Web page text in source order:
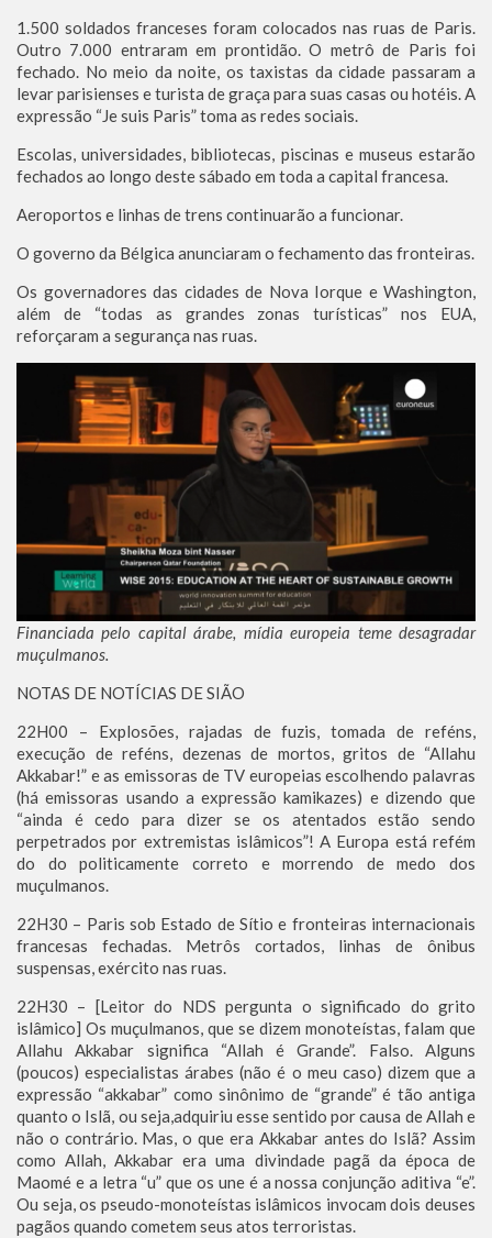
1.500 soldados franceses foram colocados nas ruas de Paris.
Outro 7.000 entraram em prontidão. O metrô de Paris foi
fechado. No meio da noite, os taxistas da cidade passaram a
levar parisienses e turista de graça para suas casas ou hotéis. A
expressão “Je suis Paris” toma as redes sociais.
Escolas, universidades, bibliotecas, piscinas e museus estarão
fechados ao longo deste sábado em toda a capital francesa.
Aeroportos e linhas de trens continuarão a funcionar.
O governo da Bélgica anunciaram o fechamento das fronteiras.
Os governadores das cidades de Nova Iorque e Washington,
além de “todas as grandes zonas turísticas” nos EUA,
reforçaram a segurança nas ruas.
Financiada pelo capital árabe, mídia europeia teme desagradar
muçulmanos.
NOTAS DE NOTÍCIAS DE SIÃO
22H00 – Explosões, rajadas de fuzis, tomada de reféns,
execução de reféns, dezenas de mortos, gritos de “Allahu
Akkabar!” e as emissoras de TV europeias escolhendo palavras
(há emissoras usando a expressão kamikazes) e dizendo que
“ainda é cedo para dizer se os atentados estão sendo
perpetrados por extremistas islâmicos”! A Europa está refém
do do politicamente correto e morrendo de medo dos
muçulmanos.
22H30 – Paris sob Estado de Sítio e fronteiras internacionais
francesas fechadas. Metrôs cortados, linhas de ônibus
suspensas, exército nas ruas.
22H30 – [Leitor do NDS pergunta o significado do grito
islâmico] Os muçulmanos, que se dizem monoteístas, falam que
Allahu Akkabar significa “Allah é Grande”. Falso. Alguns
(poucos) especialistas árabes (não é o meu caso) dizem que a
expressão “akkabar” como sinônimo de “grande” é tão antiga
quanto o Islã, ou seja,adquiriu esse sentido por causa de Allah e
não o contrário. Mas, o que era Akkabar antes do Islã? Assim
como Allah, Akkabar era uma divindade pagã da época de
Maomé e a letra “u” que os une é a nossa conjunção aditiva “e”.
Ou seja, os pseudo-monoteístas islâmicos invocam dois deuses
pagãos quando cometem seus atos terroristas.